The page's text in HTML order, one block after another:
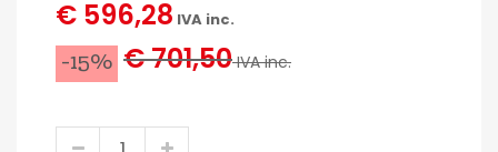
€ 596,28 IVA inc.
-15% € 701,50IVA inc.